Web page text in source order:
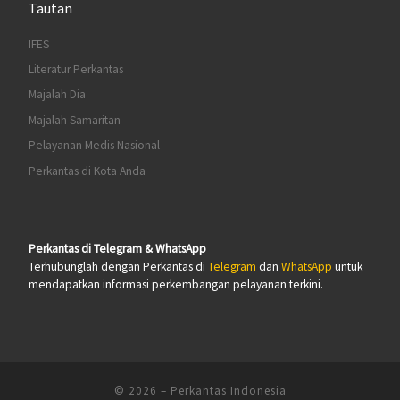
Tautan
IFES
Literatur Perkantas
Majalah Dia
Majalah Samaritan
Pelayanan Medis Nasional
Perkantas di Kota Anda
Perkantas di Telegram & WhatsApp
Terhubunglah dengan Perkantas di Telegram dan WhatsApp untuk
mendapatkan informasi perkembangan pelayanan terkini.
© 2026 – Perkantas Indonesia